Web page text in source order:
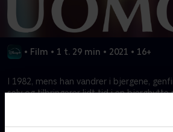
• Film • 1 t. 29 min • 2021 • 16+
I 1982, mens han vandrer i bjergene,
selv og tilbringerer lidt tid i en bjerghytte
gådefuld mand, der ikke kender ham